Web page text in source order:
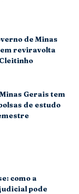
de Minas
reviravolta
Gerais tem
de estudo
como a
pode